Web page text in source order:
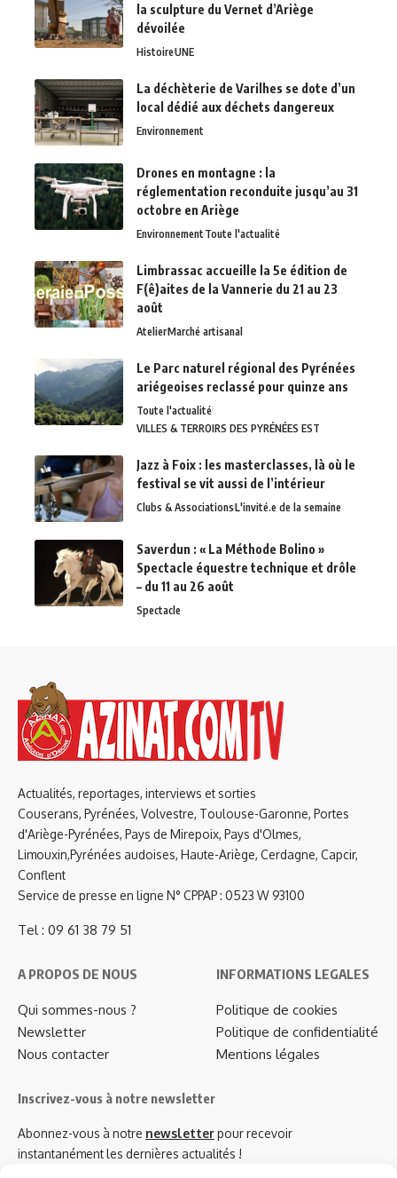
la sculpture du Vernet d’Ariège
dévoilée
HistoireUNE
La déchèterie de Varilhes se dote d’un
local dédié aux déchets dangereux
Environnement
Drones en montagne : la
réglementation reconduite jusqu’au 31
octobre en Ariège
EnvironnementToute l'actualité
Limbrassac accueille la 5e édition de
F(ê)aites de la Vannerie du 21 au 23
août
AtelierMarché artisanal
Le Parc naturel régional des Pyrénées
ariégeoises reclassé pour quinze ans
Toute l'actualité
VILLES & TERROIRS DES PYRÉNÉES EST
Jazz à Foix : les masterclasses, là où le
festival se vit aussi de l’intérieur
Clubs & AssociationsL'invité.e de la semaine
Saverdun : « La Méthode Bolino »
Spectacle équestre technique et drôle
– du 11 au 26 août
Spectacle
Actualités, reportages, interviews et sorties
Couserans, Pyrénées, Volvestre, Toulouse-Garonne, Portes
d'Ariège-Pyrénées, Pays de Mirepoix, Pays d'Olmes,
Limouxin,Pyrénées audoises, Haute-Ariège, Cerdagne, Capcir,
Conflent
Service de presse en ligne N° CPPAP : 0523 W 93100
Tel : 09 61 38 79 51
A PROPOS DE NOUS
Qui sommes-nous ?
Newsletter
Nous contacter
INFORMATIONS LEGALES
Politique de cookies
Politique de confidentialité
Mentions légales
Inscrivez-vous à notre newsletter
Abonnez-vous à notre newsletterpour recevoir
instantanément les dernières actualités !